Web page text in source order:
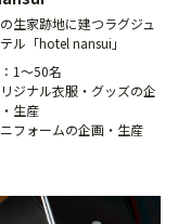
生家跡地に建つラグジュ
ル「hotel nansui」
1〜50名
ジナル衣服・グッズの企
生産
フォームの企画・生産